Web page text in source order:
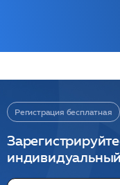
Регистрация бесплатная